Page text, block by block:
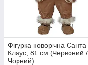
Фігурка новорічна Санта
Клаус, 81 см (Червоний /
Чорний)